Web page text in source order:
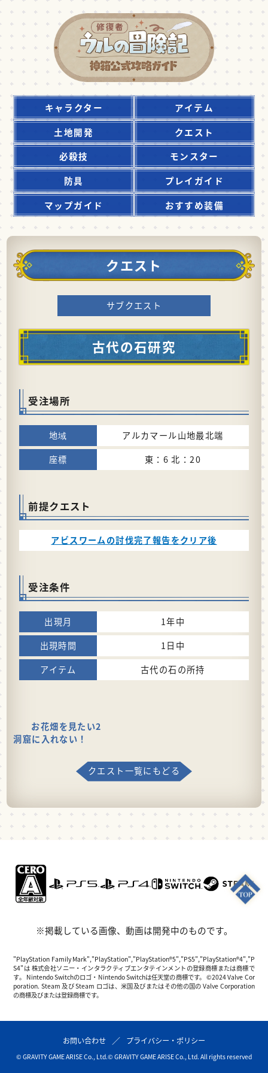
キャラクター
アイテム
土地開発
クエスト
必殺技
モンスター
防具
プレイガイド
マップガイド
おすすめ装備
クエスト
サブクエスト
古代の石研究
受注場所
アルカマール山地最北端
東：6 北：20
前提クエスト
アビスワームの討伐完了報告をクリア後
受注条件
1年中
1日中
古代の石の所持
お花畑を見たい2
洞窟に入れない！
クエスト一覧にもどる
※掲載している画像、動画は開発中のものです。
"PlayStation Family Mark","PlayStation","PlayStation®5","PS5","PlayStation®4","P
S4"は 株式会社ソニー・インタラクティブエンタテインメントの登録商標または商標で
す。 Nintendo Switchのロゴ・Nintendo Switchは任天堂の商標です。 ©2024 Valve Cor
poration. Steam 及び Steam ロゴは、米国及びまたはその他の国の Valve Corporation
の商標及びまたは登録商標です。
お問い合わせ プライバシー・ポリシー
© GRAVITY GAME ARISE Co., Ltd.© GRAVITY GAME ARISE Co., Ltd. All rights reserved